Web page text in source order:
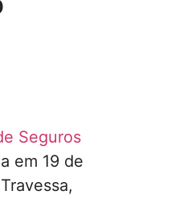
Seguros
em 19 de